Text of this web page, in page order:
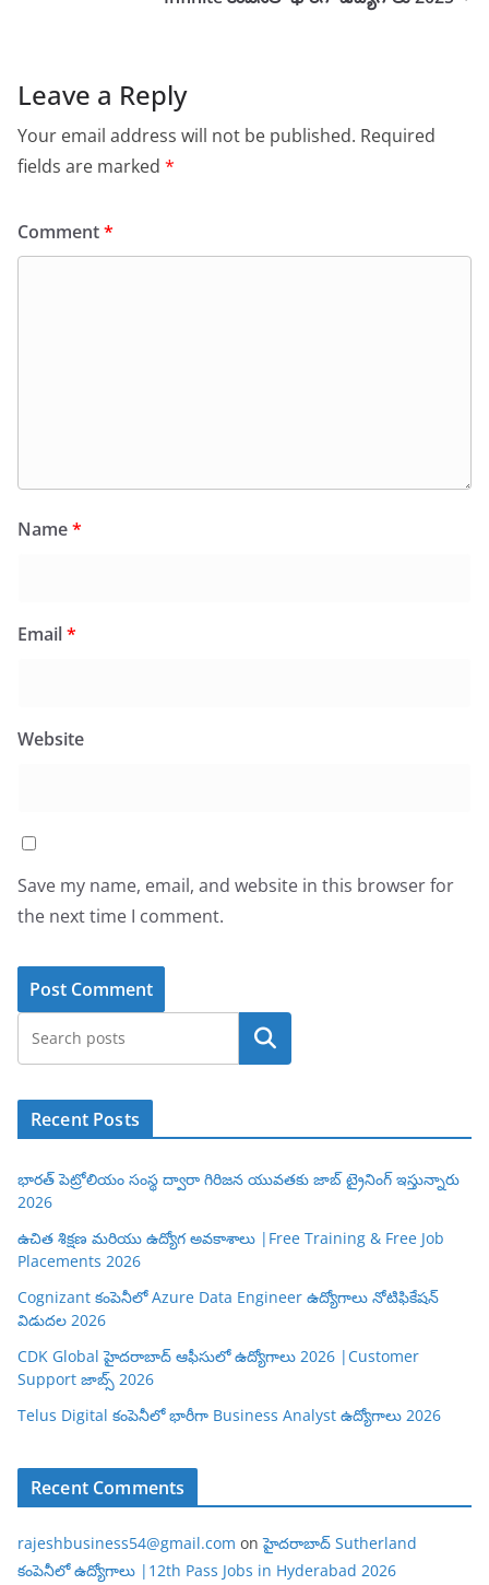
Leave a Reply
Your email address will not be published. Required
fields are marked *
Comment*
Name*
Email*
Website
Save my name, email, and website in this browser for
the next time I comment.
Search
Recent Posts
భారత్ పెట్రోలియం సంస్థ ద్వారా గిరిజన యువతకు జాబ్ ట్రైనింగ్ ఇస్తున్నారు
2026
ఉచిత శిక్షణ మరియు ఉద్యోగ అవకాశాలు |Free Training & Free Job
Placements 2026
Cognizant కంపెనీలో Azure Data Engineer ఉద్యోగాలు నోటిఫికేషన్
విడుదల 2026
CDK Global హైదరాబాద్ ఆఫీసులో ఉద్యోగాలు 2026 |Customer
Support జాబ్స్ 2026
Telus Digital కంపెనీలో భారీగా Business Analyst ఉద్యోగాలు 2026
Recent Comments
rajeshbusiness54@gmail.com onహైదరాబాద్ Sutherland
కంపెనీలో ఉద్యోగాలు |12th Pass Jobs in Hyderabad 2026